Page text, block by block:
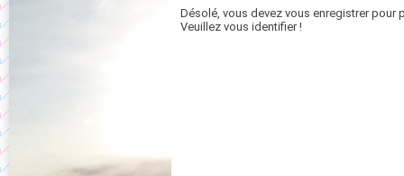
Désolé, vous devez vous enregistrer pour
Veuillez vous identifier !